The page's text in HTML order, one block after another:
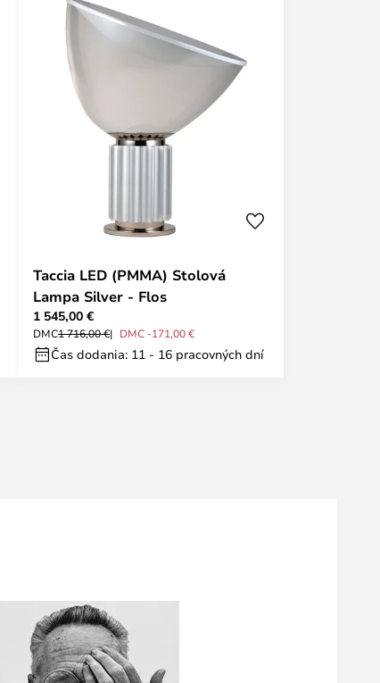
Taccia LED (PMMA) Stolová
Lampa Silver - Flos
1 545,00 €
DMC1 716,00 € DMC -171,00 €
Čas dodania: 11 - 16 pracovných dní